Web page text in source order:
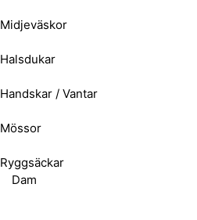
Midjeväskor
Halsdukar
Handskar / Vantar
Mössor
Ryggsäckar
Dam